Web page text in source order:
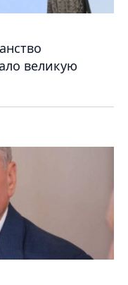
великую